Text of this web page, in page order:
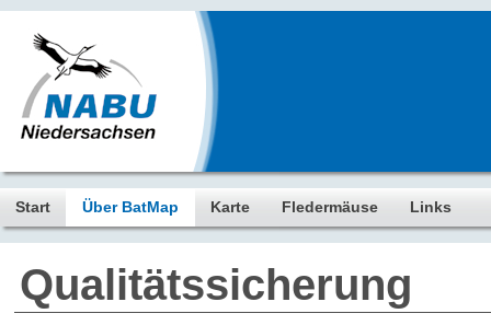
Start Über BatMap Karte Fledermäuse Links
Qualitätssicherung